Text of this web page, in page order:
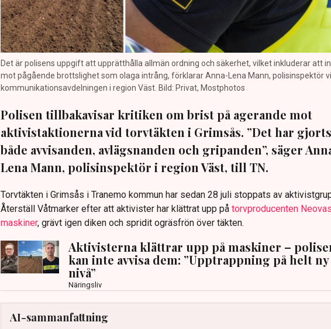
Det är polisens uppgift att upprätthålla allmän ordning och säkerhet, vilket inkluderar att
mot pågående brottslighet som olaga intrång, förklarar Anna-Lena Mann, polisinspektör
kommunikationsavdelningen i region Väst. Bild: Privat, Mostphotos
Polisen tillbakavisar kritiken om brist på agerande mot
aktivistaktionerna vid torvtäkten i Grimsås. ”Det har gjorts
både avvisanden, avlägsnanden och gripanden”, säger
Lena Mann, polisinspektör i region Väst, till TN.
Torvtäkten i Grimsås i Tranemo kommun har sedan 28 juli stoppats av
Återställ Våtmarker efter att aktivister har klättrat upp påtorvproducenten Neovas
maskiner, grävt igen diken och spridit ogräsfrön över täkten.
Aktivisterna klättrar upp på maskiner –
kan inte avvisa dem: ”Upptrappning på helt ny
nivå”
Näringsliv
AI-sammanfattning